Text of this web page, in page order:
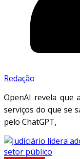
Redação
OpenAI revela que
serviços do que se
pelo ChatGPT,